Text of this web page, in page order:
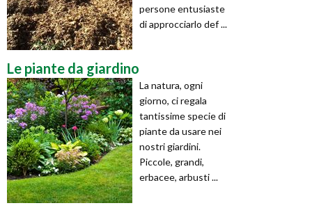
persone entusiaste
di approcciarlo def ...
Le piante da giardino
La natura, ogni
giorno, ci regala
tantissime specie di
piante da usare nei
nostri giardini.
Piccole, grandi,
erbacee, arbusti ...